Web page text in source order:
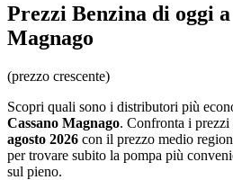
Prezzi Benzina di oggi a
Magnago
(prezzo crescente)
Scopri quali sono i distributori più
Cassano Magnago. Confronta i
agosto 2026 con il prezzo medio
per trovare subito la pompa più
sul pieno.